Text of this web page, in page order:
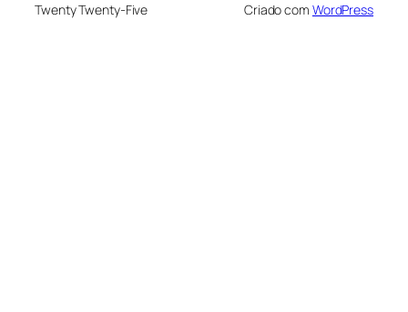
Twenty Twenty-Five Criado com WordPress